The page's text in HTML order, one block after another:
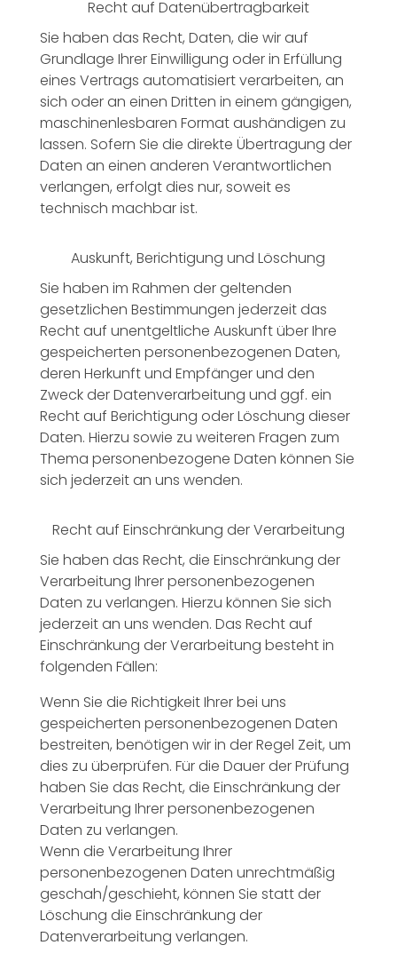
Recht auf Datenübertragbarkeit
Sie haben das Recht, Daten, die wir auf
Grundlage Ihrer Einwilligung oder in Erfüllung
eines Vertrags automatisiert verarbeiten, an
sich oder an einen Dritten in einem gängigen,
maschinenlesbaren Format aushändigen zu
lassen. Sofern Sie die direkte Übertragung der
Daten an einen anderen Verantwortlichen
verlangen, erfolgt dies nur, soweit es
technisch machbar ist.
Auskunft, Berichtigung und Löschung
Sie haben im Rahmen der geltenden
gesetzlichen Bestimmungen jederzeit das
Recht auf unentgeltliche Auskunft über Ihre
gespeicherten personenbezogenen Daten,
deren Herkunft und Empfänger und den
Zweck der Datenverarbeitung und ggf. ein
Recht auf Berichtigung oder Löschung dieser
Daten. Hierzu sowie zu weiteren Fragen zum
Thema personenbezogene Daten können Sie
sich jederzeit an uns wenden.
Recht auf Einschränkung der Verarbeitung
Sie haben das Recht, die Einschränkung der
Verarbeitung Ihrer personenbezogenen
Daten zu verlangen. Hierzu können Sie sich
jederzeit an uns wenden. Das Recht auf
Einschränkung der Verarbeitung besteht in
folgenden Fällen:
Wenn Sie die Richtigkeit Ihrer bei uns
gespeicherten personenbezogenen Daten
bestreiten, benötigen wir in der Regel Zeit, um
dies zu überprüfen. Für die Dauer der Prüfung
haben Sie das Recht, die Einschränkung der
Verarbeitung Ihrer personenbezogenen
Daten zu verlangen.
Wenn die Verarbeitung Ihrer
personenbezogenen Daten unrechtmäßig
geschah/geschieht, können Sie statt der
Löschung die Einschränkung der
Datenverarbeitung verlangen.